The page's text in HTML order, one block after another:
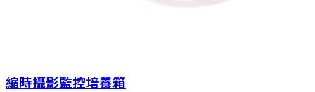
縮時攝影監控培養箱